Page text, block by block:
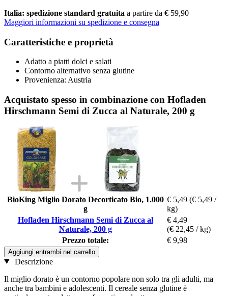
Italia: spedizione standard gratuita a partire da € 59,90
Maggiori informazioni su spedizione e consegna
Caratteristiche e proprietà
Adatto a piatti dolci e salati
Contorno alternativo senza glutine
Provenienza: Austria
Acquistato spesso in combinazione con Hofladen
Hirschmann Semi di Zucca al Naturale, 200 g
BioKing Miglio Dorato Decorticato Bio, 1.000
g
€ 5,49 (€ 5,49 /
kg)
Hofladen Hirschmann Semi di Zucca al
Naturale, 200 g
€ 4,49
(€ 22,45 / kg)
Prezzo totale:
€ 9,98
Aggiungi entrambi nel carrello
Descrizione
Il miglio dorato è un contorno popolare non solo tra gli adulti, ma
anche tra bambini e adolescenti. Il cereale senza glutine è